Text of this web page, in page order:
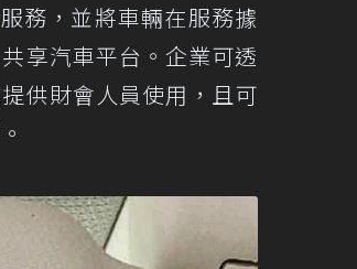
務，並將車輛在服務據
享汽車平台。企業可透
供財會人員使用，且可